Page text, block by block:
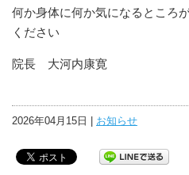
何か身体に何か気になるところ
ください
院長 大河内康寛
2026年04月15日 | お知らせ